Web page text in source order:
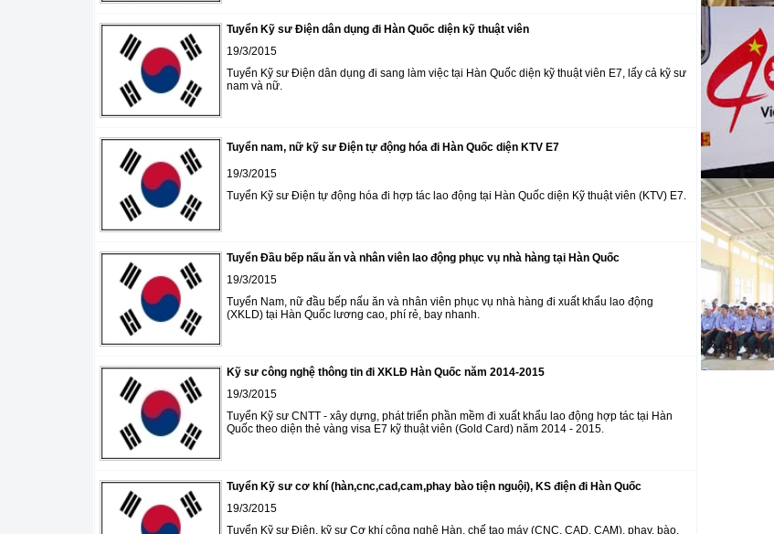
Tuyển Kỹ sư Điện dân dụng đi Hàn Quốc diện kỹ thuật viên
19/3/2015
Tuyển Kỹ sư Điện dân dụng đi sang làm việc tại Hàn Quốc diện kỹ thuật viên E7, lấy cả kỹ sư
nam và nữ.
Tuyển nam, nữ kỹ sư Điện tự động hóa đi Hàn Quốc diện KTV E7
19/3/2015
Tuyển Kỹ sư Điện tự động hóa đi hợp tác lao động tại Hàn Quốc diện Kỹ thuật viên (KTV) E7.
Tuyển Đầu bếp nấu ăn và nhân viên lao động phục vụ nhà hàng tại Hàn Quốc
19/3/2015
Tuyển Nam, nữ đầu bếp nấu ăn và nhân viên phục vụ nhà hàng đi xuất khẩu lao động
(XKLD) tại Hàn Quốc lương cao, phí rẻ, bay nhanh.
Kỹ sư công nghệ thông tin đi XKLĐ Hàn Quốc năm 2014-2015
19/3/2015
Tuyển Kỹ sư CNTT - xây dựng, phát triển phần mềm đi xuất khẩu lao động hợp tác tại Hàn
Quốc theo diện thẻ vàng visa E7 kỹ thuật viên (Gold Card) năm 2014 - 2015.
Tuyển Kỹ sư cơ khí (hàn,cnc,cad,cam,phay bào tiện nguội), KS điện đi Hàn Quốc
19/3/2015
Tuyển Kỹ sư Điện, kỹ sư Cơ khí công nghệ Hàn, chế tạo máy (CNC, CAD, CAM), phay, bào,